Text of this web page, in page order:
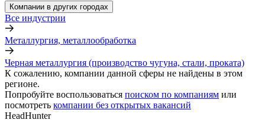
Компании в других городах
Все индустрии
Металлургия, металлообработка
Черная металлургия (производство чугуна, стали, проката)
К сожалению, компании данной сферы не найдены в этом
регионе.
Попробуйте воспользоваться поиском по компаниям или
посмотреть компании без открытых вакансий
HeadHunter